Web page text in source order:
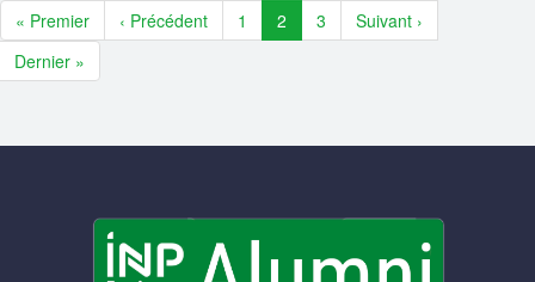
« Premier ‹ Précédent 1 2 3
Suivant ›
Dernier »